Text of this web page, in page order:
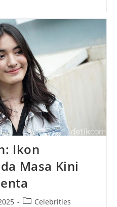
Ikon
Masa Kini
PostCelebrities